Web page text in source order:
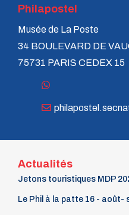
Philapostel
Musée de La Poste
34 BOULEVARD DE
75731 PARIS CEDEX 15
Actualités
Jetons touristiques MDP
Le Phil à la patte 16 - août-